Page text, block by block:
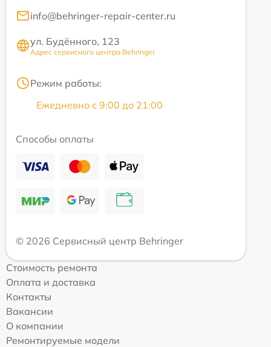
info@behringer-repair-center.ru
ул. Будённого, 123
Адрес сервисного центра Behringer
Режим работы:
Ежедневно с 9:00 до 21:00
Способы оплаты
© 2026 Сервисный центр Behringer
Стоимость ремонта
Оплата и доставка
Контакты
Вакансии
О компании
Ремонтируемые модели